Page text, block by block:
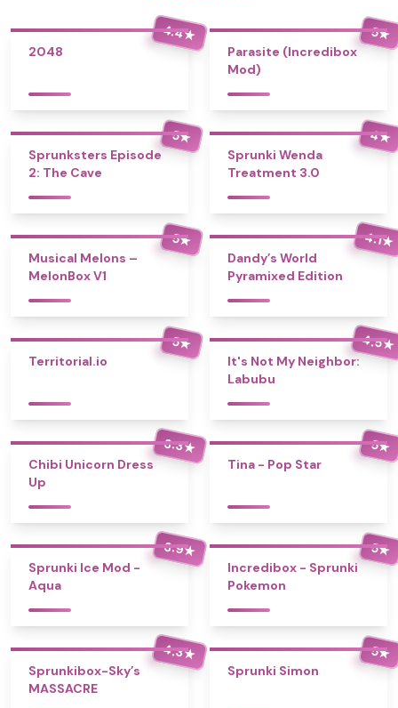
4.4★
2048
5★
Parasite (Incredibox
Mod)
5★
Sprunksters Episode
2: The Cave
4★
Sprunki Wenda
Treatment 3.0
5★
Musical Melons –
MelonBox V1
4.1★
Dandy’s World
Pyramixed Edition
5★
Territorial.io
4.5★
It's Not My Neighbor:
Labubu
3.3★
Chibi Unicorn Dress
Up
5★
Tina - Pop Star
3.9★
Sprunki Ice Mod -
Aqua
5★
Incredibox - Sprunki
Pokemon
4.3★
Sprunkibox-Sky’s
MASSACRE
5★
Sprunki Simon